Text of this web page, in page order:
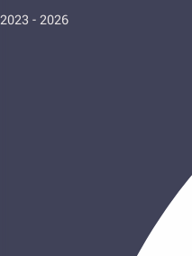
2023 - 2026